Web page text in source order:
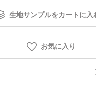
生地サンプルをカートに入
お気に入り